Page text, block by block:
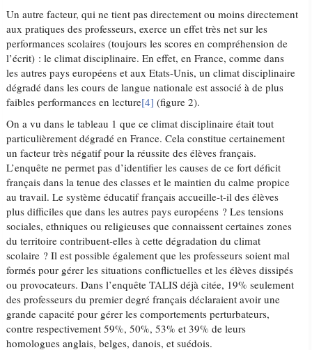
Un autre facteur, qui ne tient pas directement ou moins directement
aux pratiques des professeurs, exerce un effet très net sur les
performances scolaires (toujours les scores en compréhension de
l’écrit) : le climat disciplinaire. En effet, en France, comme dans
les autres pays européens et aux Etats-Unis, un climat disciplinaire
dégradé dans les cours de langue nationale est associé à de plus
faibles performances en lecture[4] (figure 2).
On a vu dans le tableau 1 que ce climat disciplinaire était tout
particulièrement dégradé en France. Cela constitue certainement
un facteur très négatif pour la réussite des élèves français.
L’enquête ne permet pas d’identifier les causes de ce fort déficit
français dans la tenue des classes et le maintien du calme propice
au travail. Le système éducatif français accueille-t-il des élèves
plus difficiles que dans les autres pays européens ? Les tensions
sociales, ethniques ou religieuses que connaissent certaines zones
du territoire contribuent-elles à cette dégradation du climat
scolaire ? Il est possible également que les professeurs soient mal
formés pour gérer les situations conflictuelles et les élèves dissipés
ou provocateurs. Dans l’enquête TALIS déjà citée, 19% seulement
des professeurs du premier degré français déclaraient avoir une
grande capacité pour gérer les comportements perturbateurs,
contre respectivement 59%, 50%, 53% et 39% de leurs
homologues anglais, belges, danois, et suédois.